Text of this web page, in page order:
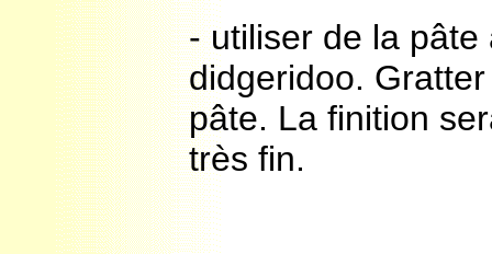
- utiliser de la
didgeridoo.
pâte. La finition
très fin.